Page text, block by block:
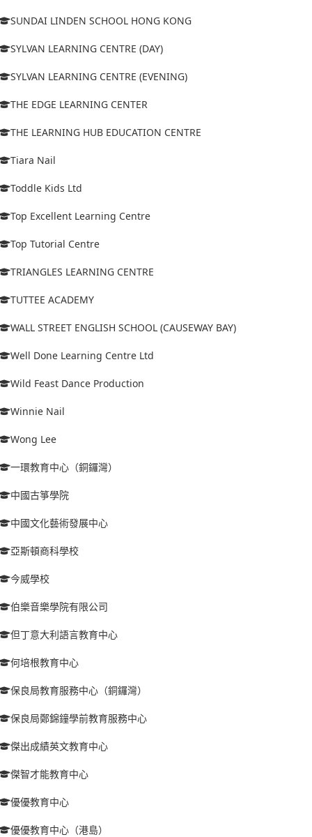
SUNDAI LINDEN SCHOOL HONG KONG
SYLVAN LEARNING CENTRE (DAY)
SYLVAN LEARNING CENTRE (EVENING)
THE EDGE LEARNING CENTER
THE LEARNING HUB EDUCATION CENTRE
Tiara Nail
Toddle Kids Ltd
Top Excellent Learning Centre
Top Tutorial Centre
TRIANGLES LEARNING CENTRE
TUTTEE ACADEMY
WALL STREET ENGLISH SCHOOL (CAUSEWAY BAY)
Well Done Learning Centre Ltd
Wild Feast Dance Production
Winnie Nail
Wong Lee
一環教育中心（銅鑼灣）
中國古箏學院
中國文化藝術發展中心
亞斯頓商科學校
今威學校
伯樂音樂學院有限公司
但丁意大利語言教育中心
何培根教育中心
保良局教育服務中心（銅鑼灣）
保良局鄭錦鐘學前教育服務中心
傑出成績英文教育中心
傑智才能教育中心
優優教育中心
優優教育中心（港島）